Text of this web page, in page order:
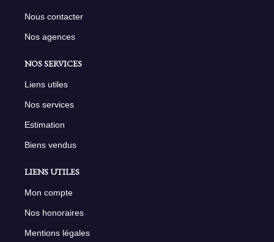
Nous contacter
Nos agences
NOS SERVICES
Liens utiles
Nos services
Estimation
Biens vendus
LIENS UTILES
Mon compte
Nos honoraires
Mentions légales